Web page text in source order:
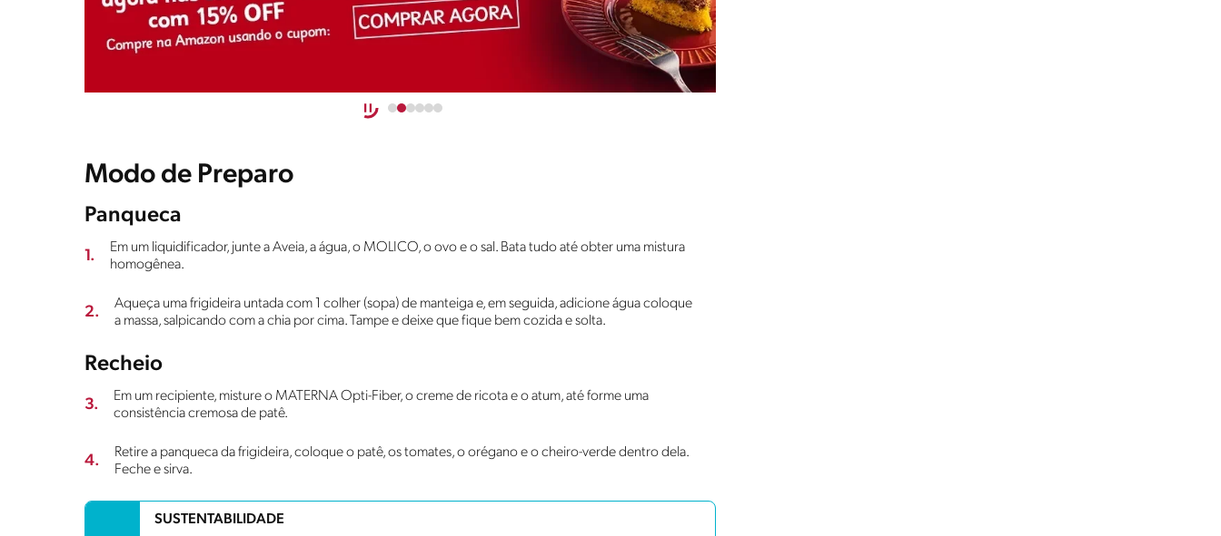
Modo de Preparo
Panqueca
1.
Em um liquidificador, junte a Aveia, a água, o MOLICO, o ovo e o sal. Bata tudo até obter uma mistura
homogênea.
2.
Aqueça uma frigideira untada com 1 colher (sopa) de manteiga e, em seguida, adicione água coloque
a massa, salpicando com a chia por cima. Tampe e deixe que fique bem cozida e solta.
Recheio
3.
Em um recipiente, misture o MATERNA Opti-Fiber, o creme de ricota e o atum, até forme uma
consistência cremosa de patê.
4.
Retire a panqueca da frigideira, coloque o patê, os tomates, o orégano e o cheiro-verde dentro dela.
Feche e sirva.
SUSTENTABILIDADE